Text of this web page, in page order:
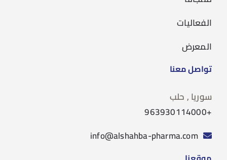
الفعاليات
المعرض
تواصل معنا
سوريا , حلب
+963930114000
info@alshahba-pharma.com